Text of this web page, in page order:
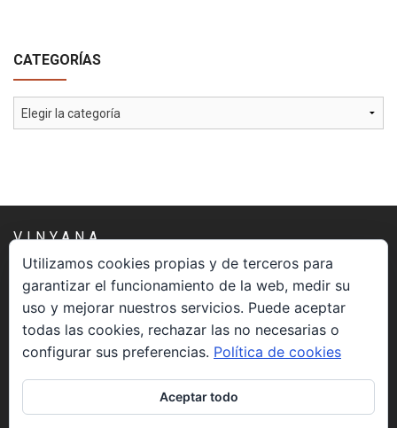
CATEGORÍAS
Categorías
VINYANA
Una asociación constituida sin ánimo de lucro cuya misión
es atender los aspectos espirituales relacionados con el
proceso vivir el morir.
Utilizamos cookies propias y de terceros para
garantizar el funcionamiento de la web, medir su
uso y mejorar nuestros servicios. Puede aceptar
todas las cookies, rechazar las no necesarias o
configurar sus preferencias. Política de cookies
Aceptar todo